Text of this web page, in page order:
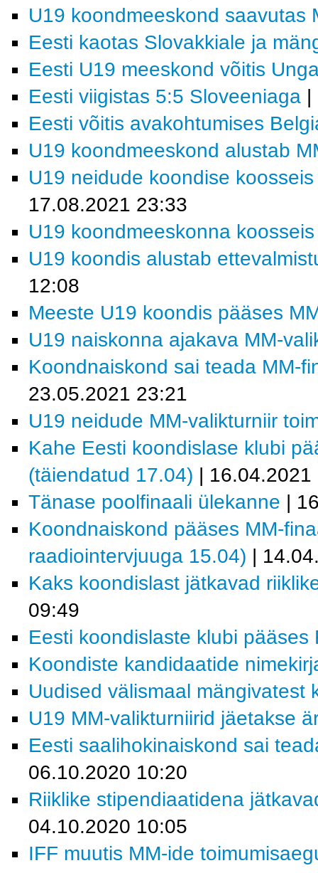
U19 koondmeeskond saavutas
Eesti kaotas Slovakkiale ja
Eesti U19 meeskond võitis
Eesti viigistas 5:5 Sloveeniaga |
Eesti võitis avakohtumises
U19 koondmeeskond alustab
U19 neidude koondise
17.08.2021 23:33
U19 koondmeeskonna
U19 koondis alustab
12:08
Meeste U19 koondis pääses
U19 naiskonna ajakava MM-
Koondnaiskond sai teada MM-
23.05.2021 23:21
U19 neidude MM-valikturniir
Kahe Eesti koondislase klubi
(täiendatud 17.04) | 16.04.2021
Tänase poolfinaali ülekanne |
Koondnaiskond pääses MM-
raadiointervjuuga 15.04) |
Kaks koondislast jätkavad
09:49
Eesti koondislaste klubi pääses
Koondiste kandidaatide
Uudised välismaal mängivatest
U19 MM-valikturniirid jäetakse
Eesti saalihokinaiskond sai
06.10.2020 10:20
Riiklike stipendiaatidena
04.10.2020 10:05
IFF muutis MM-ide